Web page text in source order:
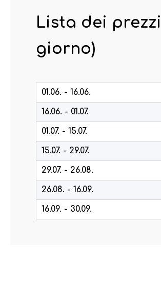
Lista dei
giorno)
01.06. - 16.06.
16.06. - 01.07.
01.07. - 15.07.
15.07. - 29.07.
29.07. - 26.08.
26.08. - 16.09.
16.09. - 30.09.